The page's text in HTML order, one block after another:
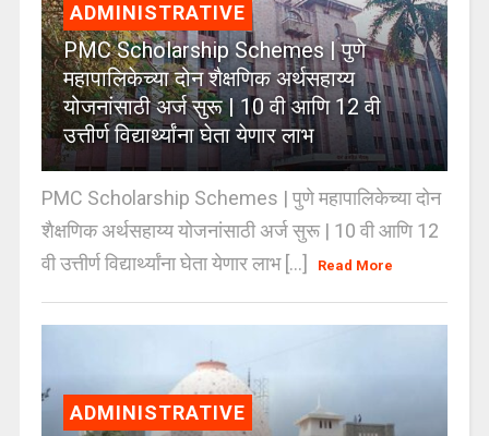
ADMINISTRATIVE
PMC Scholarship Schemes | पुणे
महापालिकेच्या दोन शैक्षणिक अर्थसहाय्य
योजनांसाठी अर्ज सुरू | 10 वी आणि 12 वी
उत्तीर्ण विद्यार्थ्यांना घेता येणार लाभ
PMC Scholarship Schemes | पुणे महापालिकेच्या दोन
शैक्षणिक अर्थसहाय्य योजनांसाठी अर्ज सुरू | 10 वी आणि 12
वी उत्तीर्ण विद्यार्थ्यांना घेता येणार लाभ [...]
Read More
ADMINISTRATIVE